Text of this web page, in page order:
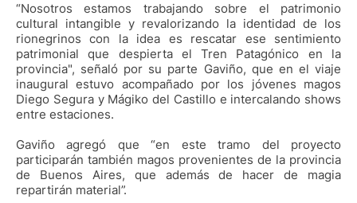
“Nosotros estamos trabajando sobre el patrimonio
cultural intangible y revalorizando la identidad de los
rionegrinos con la idea es rescatar ese sentimiento
patrimonial que despierta el Tren Patagónico en la
provincia", señaló por su parte Gaviño, que en el viaje
inaugural estuvo acompañado por los jóvenes magos
Diego Segura y Mágiko del Castillo e intercalando shows
entre estaciones.
Gaviño agregó que “en este tramo del proyecto
participarán también magos provenientes de la provincia
de Buenos Aires, que además de hacer de magia
repartirán material”.